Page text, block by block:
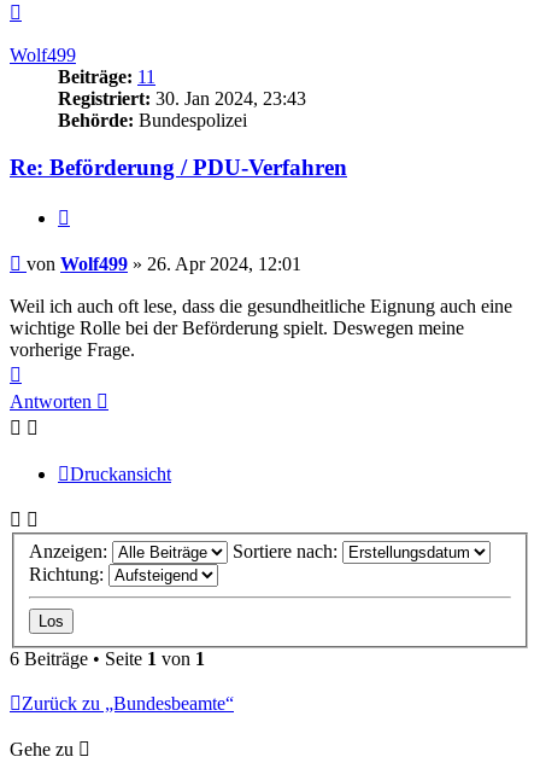
Wolf499
Beiträge: 11
Registriert: 30. Jan 2024, 23:43
Behörde: Bundespolizei
Re: Beförderung / PDU-Verfahren
Beitrag
von Wolf499 » 26. Apr 2024, 12:01
Weil ich auch oft lese, dass die gesundheitliche Eignung auch eine
wichtige Rolle bei der Beförderung spielt. Deswegen meine
vorherige Frage.
oben
Antworten
Druckansicht
Anzeigen:
Sortiere nach:
Richtung:
6 Beiträge • Seite 1 von 1
Zurück zu „Bundesbeamte“
Gehe zu